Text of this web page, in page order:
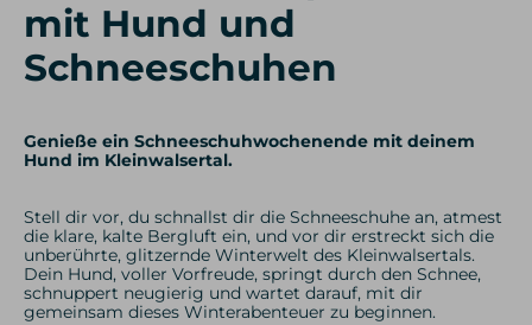
mit Hund und
Schneeschuhen
Genieße ein Schneeschuhwochenende mit deinem
Hund im Kleinwalsertal.
Stell dir vor, du schnallst dir die Schneeschuhe an, atmest
die klare, kalte Bergluft ein, und vor dir erstreckt sich die
unberührte, glitzernde Winterwelt des Kleinwalsertals.
Dein Hund, voller Vorfreude, springt durch den Schnee,
schnuppert neugierig und wartet darauf, mit dir
gemeinsam dieses Winterabenteuer zu beginnen.